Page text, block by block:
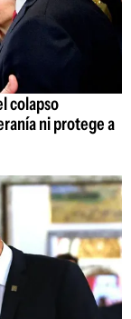
colapso
ni protege a